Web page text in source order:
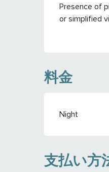
Presence of
or simplified
料金
料金 2026
Night
支払い方